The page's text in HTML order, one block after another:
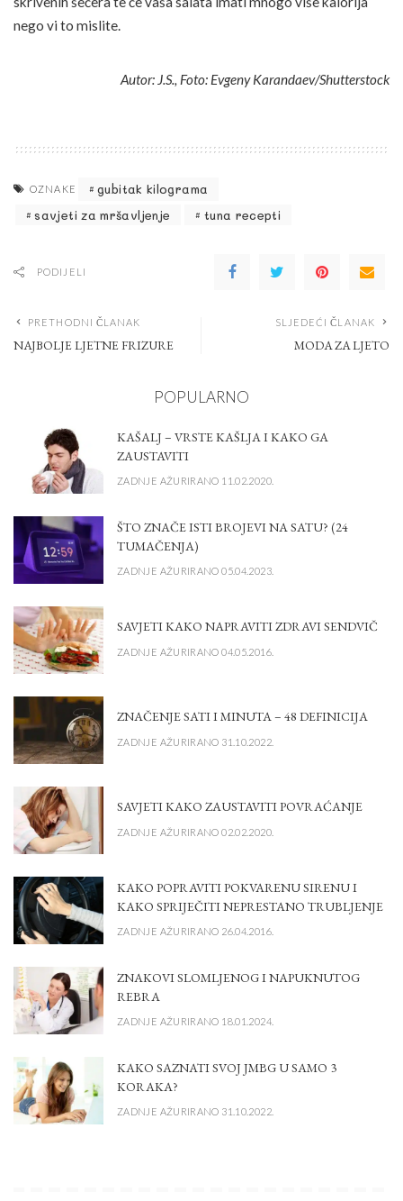
nego vi to mislite.
Autor: J.S., Foto: Evgeny Karandaev/Shutterstock
OZNAKE
gubitak kilograma
savjeti za mršavljenje
tuna recepti
PODIJELI
PRETHODNI ČLANAK
NAJBOLJE LJETNE FRIZURE
SLJEDEĆI ČLANAK
MODA ZA LJETO
POPULARNO
KAŠALJ – VRSTE KAŠLJA I KAKO GA
ZAUSTAVITI
ZADNJE AŽURIRANO 11.02.2020.
ŠTO ZNAČE ISTI BROJEVI NA SATU? (24
TUMAČENJA)
ZADNJE AŽURIRANO 05.04.2023.
SAVJETI KAKO NAPRAVITI ZDRAVI SENDVIČ
ZADNJE AŽURIRANO 04.05.2016.
ZNAČENJE SATI I MINUTA – 48 DEFINICIJA
ZADNJE AŽURIRANO 31.10.2022.
SAVJETI KAKO ZAUSTAVITI POVRAĆANJE
ZADNJE AŽURIRANO 02.02.2020.
KAKO POPRAVITI POKVARENU SIRENU I
KAKO SPRIJEČITI NEPRESTANO TRUBLJENJE
ZADNJE AŽURIRANO 26.04.2016.
ZNAKOVI SLOMLJENOG I NAPUKNUTOG
REBRA
ZADNJE AŽURIRANO 18.01.2024.
KAKO SAZNATI SVOJ JMBG U SAMO 3
KORAKA?
ZADNJE AŽURIRANO 31.10.2022.